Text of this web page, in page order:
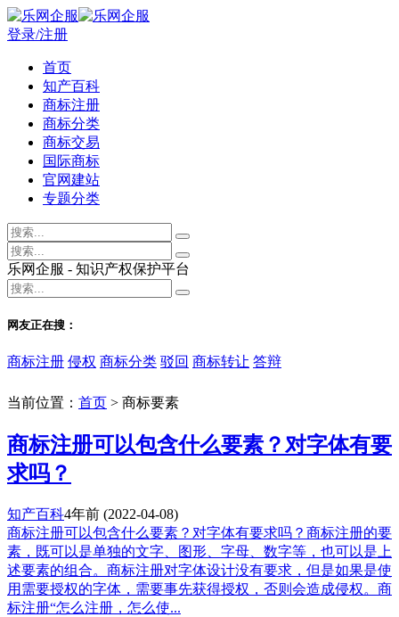
登录/注册
首页
知产百科
商标注册
商标分类
商标交易
国际商标
官网建站
专题分类
乐网企服 - 知识产权保护平台
网友正在搜：
商标注册 侵权 商标分类 驳回 商标转让 答辩
当前位置： 首页 > 商标要素
商标注册可以包含什么要素？对字体有要
求吗？
知产百科4年前 (2022-04-08)
商标注册可以包含什么要素？对字体有要求吗？商标注册的要
素，既可以是单独的文字、图形、字母、数字等，也可以是上
述要素的组合。商标注册对字体设计没有要求，但是如果是使
用需要授权的字体，需要事先获得授权，否则会造成侵权。商
标注册“怎么注册，怎么使...